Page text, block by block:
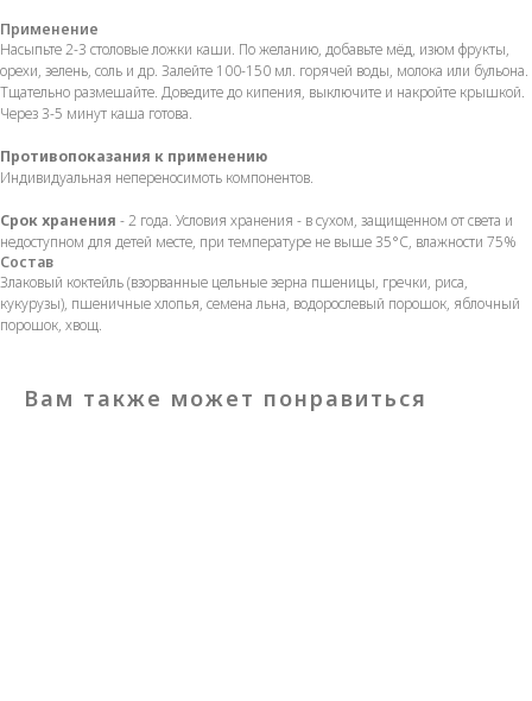
Применение
Насыпьте 2-3 столовые ложки каши. По желанию, добавьте мёд, изюм фрукты,
орехи, зелень, соль и др. Залейте 100-150 мл. горячей воды, молока или бульона.
Тщательно размешайте. Доведите до кипения, выключите и накройте крышкой.
Через 3-5 минут каша готова.
Противопоказания к применению
Индивидуальная непереносимоть компонентов.
Срок хранения - 2 года. Условия хранения - в сухом, защищенном от света и
недоступном для детей месте, при температуре не выше 35°С, влажности 75%
Состав
Злаковый коктейль (взорванные цельные зерна пшеницы, гречки, риса,
кукурузы), пшеничные хлопья, семена льна, водорослевый порошок, яблочный
порошок, хвощ.
Вам также может понравиться